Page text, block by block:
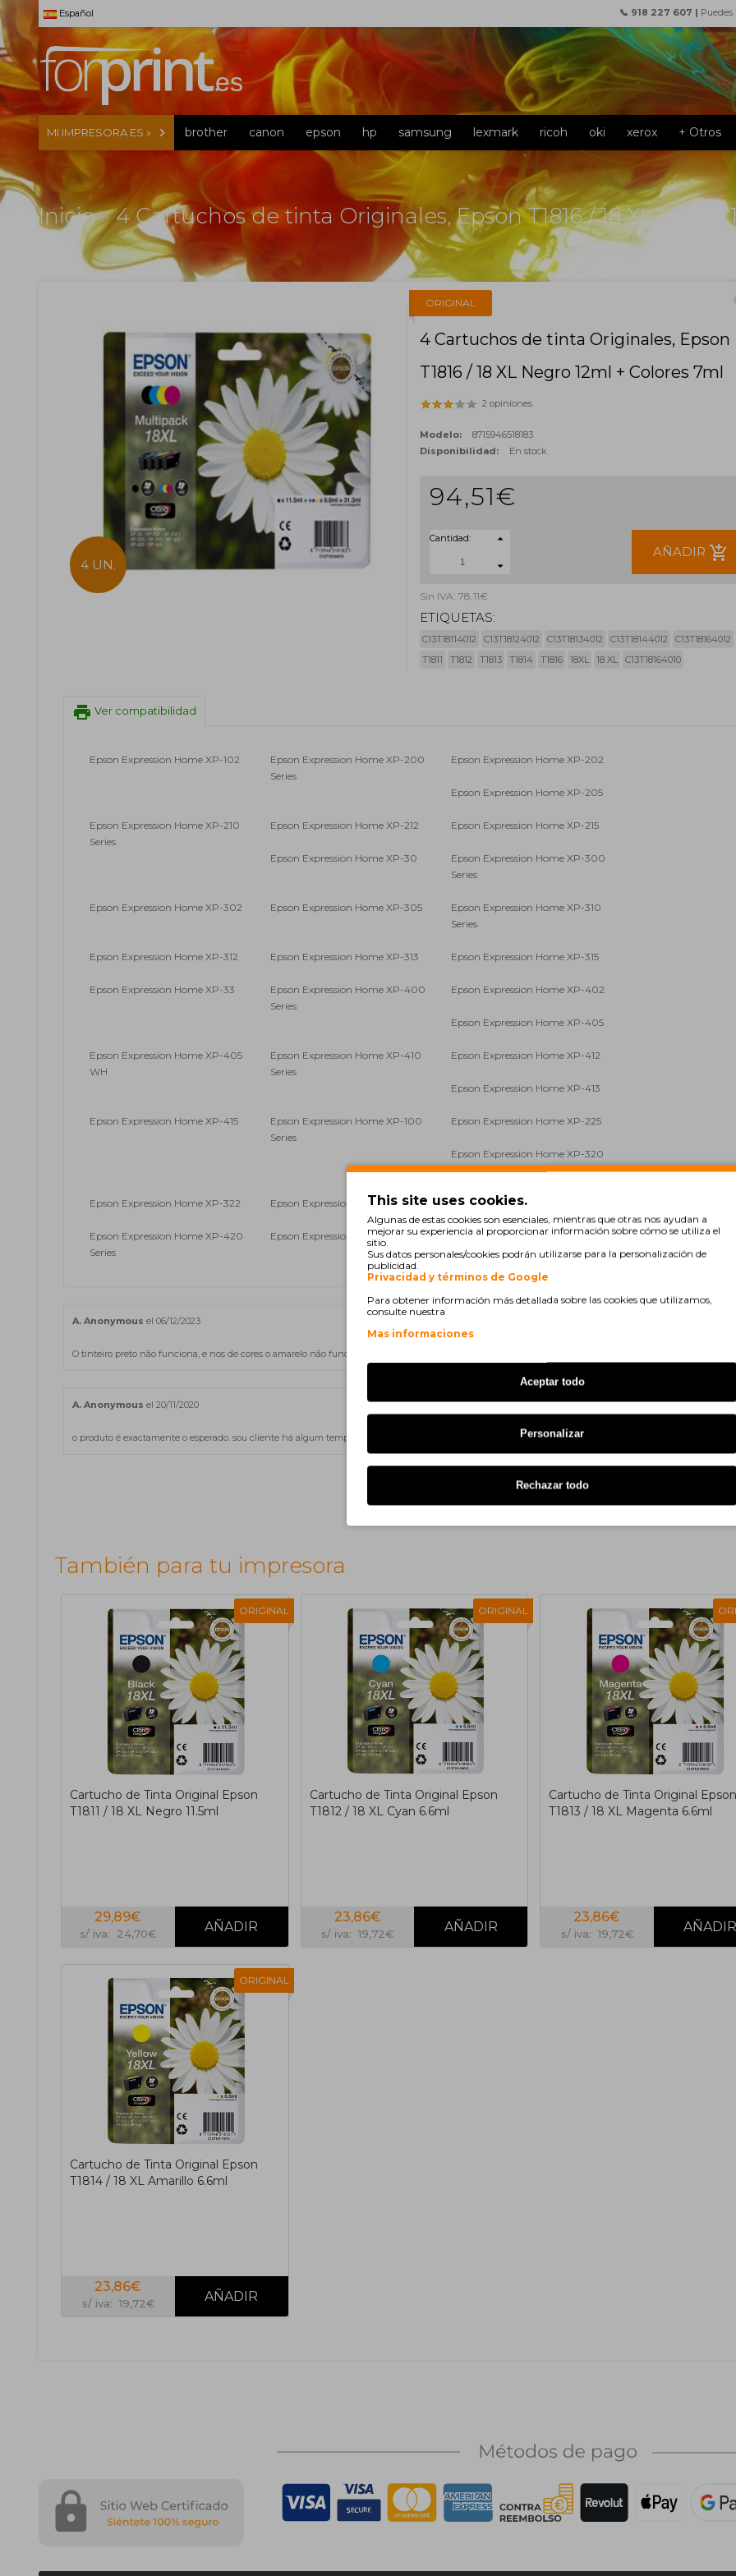
Español 📞 918 227 607 | Puedes
MI IMPRESORA ES » brother canon epson hp samsung lexmark ricoh oki xerox + Otros
Inicio»4 Cartuchos de tinta Originales, Epson T1816 / 18 XL Negro
ORIGINAL
4 UN.
4 Cartuchos de tinta Originales, Epson
T1816 / 18 XL Negro 12ml + Colores 7ml
2 opiniones
Modelo:
8715946518183
Disponibilidad:
En stock
94,51€
Cantidad:
AÑADIR add_shopping_cart
Sin IVA: 78,11€
ETIQUETAS:
C13T18114012 C13T18124012 C13T18134012 C13T18144012
C13T18164012
T1811
T1812 T1813 T1814 T1816 18XL 18 XL C13T18164010
print Ver compatibilidad
Epson Expression Home XP-102
Epson Expression Home XP-200
Series
Epson Expression Home XP-202
Epson Expression Home XP-205
Epson Expression Home XP-210
Series
Epson Expression Home XP-212 Epson Expression Home XP-215
Epson Expression Home XP-30
Epson Expression Home XP-300
Series
Epson Expression Home XP-302 Epson Expression Home XP-305
Epson Expression Home XP-310
Series
Epson Expression Home XP-312 Epson Expression Home XP-313 Epson Expression Home XP-315
Epson Expression Home XP-33
Epson Expression Home XP-400
Series
Epson Expression Home XP-402
Epson Expression Home XP-405
Epson Expression Home XP-405
WH
Epson Expression Home XP-410
Series
Epson Expression Home XP-412
Epson Expression Home XP-413
Epson Expression Home XP-415
Epson Expression Home XP-100
Series
Epson Expression Home XP-225
Epson Expression Home XP-320
Series
Epson Expression Home XP-322 Epson Expression Home XP-325 Epson Expression Home XP-420
Epson Expression Home XP-420
Series
Epson Expression Home XP-422 Epson Expression Home XP-425
A. Anonymous el 06/12/2023
O tinteiro preto não funciona, e nos de cores o amarelo não funciona.
A. Anonymous el 20/11/2020
o produto é exactamente o esperado. sou cliente há algum tempo e nunca tive qq problema
También para tu impresora
ORIGINAL
Cartucho de Tinta Original Epson
T1811 / 18 XL Negro 11.5ml
29,89€
s/ iva: 24,70€
ORIGINAL
Cartucho de Tinta Original Epson
T1812 / 18 XL Cyan 6.6ml
23,86€
s/ iva: 19,72€
Cartucho de Tinta Original Epson
T1813 / 18 XL Magenta 6.6ml
23,86€
s/ iva: 19,72€
ORIGINAL
Cartucho de Tinta Original Epson
T1814 / 18 XL Amarillo 6.6ml
23,86€
s/ iva: 19,72€
This site uses cookies.
Algunas de estas cookies son esenciales, mientras que otras nos ayudan a
mejorar su experiencia al proporcionar información sobre cómo se utiliza el
sitio.
Sus datos personales/cookies podrán utilizarse para la personalización de
publicidad.
Privacidad y términos de Google
Para obtener información más detallada sobre las cookies que utilizamos,
consulte nuestra
Mas informaciones
Aceptar todo
Personalizar
Rechazar todo